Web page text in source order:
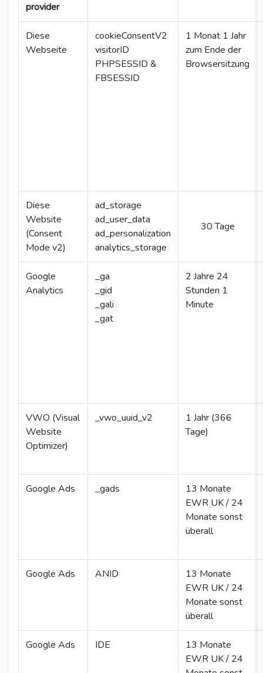
provider
Diese
Webseite
cookieConsentV2
visitorID
PHPSESSID &
FBSESSID
1 Monat 1 Jahr
zum Ende der
Browsersitzung
Diese
Website
(Consent
Mode v2)
ad_storage
ad_user_data
ad_personalization
analytics_storage
30 Tage
Google
Analytics
_ga
_gid
_gali
_gat
2 Jahre 24
Stunden 1
Minute
VWO (Visual
Website
Optimizer)
_vwo_uuid_v2
1 Jahr (366
Tage)
Google Ads _gads
13 Monate
EWR UK / 24
Monate sonst
überall
Google Ads ANID
13 Monate
EWR UK / 24
Monate sonst
überall
Google Ads IDE
13 Monate
EWR UK / 24